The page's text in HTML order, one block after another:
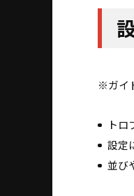
※ガイ
トロ
設定
並び